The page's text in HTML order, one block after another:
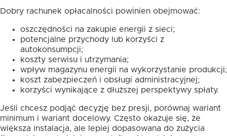
Dobry rachunek opłacalności powinien obejmować:
oszczędności na zakupie energii z sieci;
potencjalne przychody lub korzyści z
autokonsumpcji;
koszty serwisu i utrzymania;
wpływ magazynu energii na wykorzystanie produkcji;
koszt zabezpieczeń i obsługi administracyjnej;
korzyści wynikające z dłuższej perspektywy spłaty.
Jeśli chcesz podjąć decyzję bez presji, porównaj wariant
minimum i wariant docelowy. Często okazuje się, że
większa instalacja, ale lepiej dopasowana do zużycia